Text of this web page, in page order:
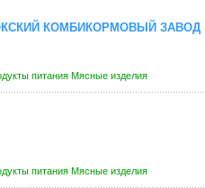
КОМБИКОРМОВЫЙ ЗАВОД
питания Мясные изделия
питания Мясные изделия